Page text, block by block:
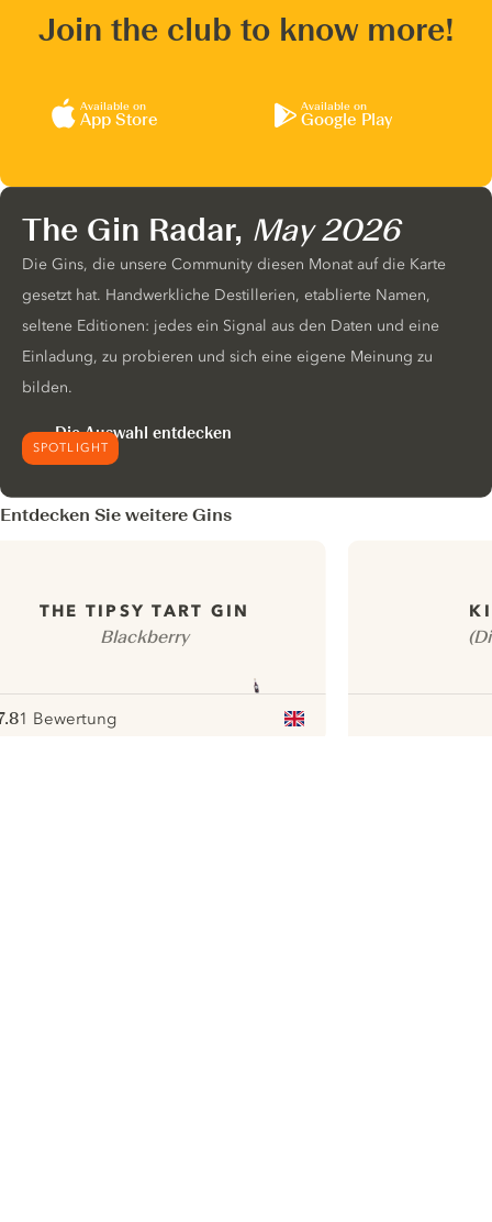
Join the club to know more!
Available on
App Store
Available on
Google Play
SPOTLIGHT
The Gin Radar, May 2026
Die Gins, die unsere Community diesen Monat auf die Karte
gesetzt hat. Handwerkliche Destillerien, etablierte Namen,
seltene Editionen: jedes ein Signal aus den Daten und eine
Einladung, zu probieren und sich eine eigene Meinung zu
bilden.
Die Auswahl entdecken
Entdecken Sie weitere Gins
THE TIPSY TART GIN
Blackberry
1 Bewertung